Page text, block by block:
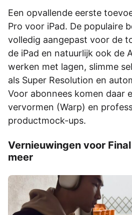
Een opvallende eerste
Pro voor iPad. De populaire
volledig aangepast voor de
de iPad en natuurlijk ook de
werken met lagen, slimme
als Super Resolution en
Voor abonnees komen daar
vervormen (Warp) en
productmock-ups.
Vernieuwingen voor
meer